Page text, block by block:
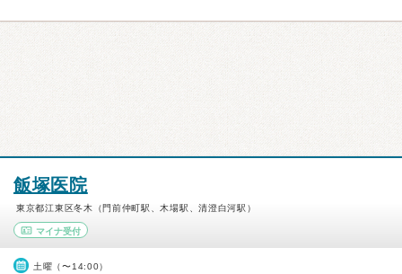
飯塚医院
東京都江東区冬木（門前仲町駅、木場駅、清澄白河駅）
マイナ受付
土曜（〜14:00）